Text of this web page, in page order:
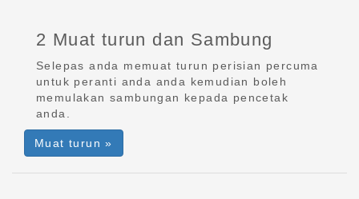
2 Muat turun dan Sambung
Selepas anda memuat turun perisian percuma
untuk peranti anda anda kemudian boleh
memulakan sambungan kepada pencetak
anda.
Muat turun »